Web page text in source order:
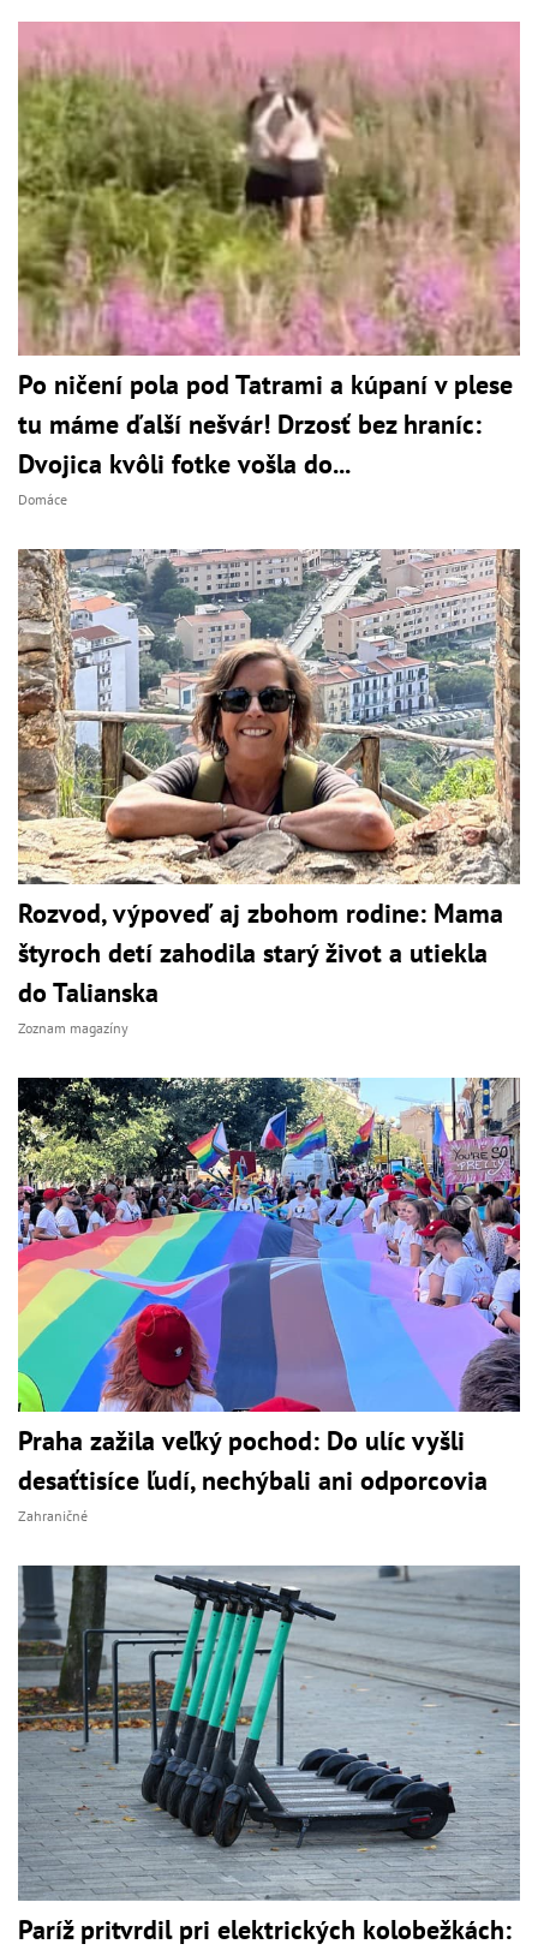
Po ničení pola pod Tatrami a kúpaní v plese
tu máme ďalší nešvár! Drzosť bez hraníc:
Dvojica kvôli fotke vošla do...
Domáce
Rozvod, výpoveď aj zbohom rodine: Mama
štyroch detí zahodila starý život a utiekla
do Talianska
Zoznam magazíny
Praha zažila veľký pochod: Do ulíc vyšli
desaťtisíce ľudí, nechýbali ani odporcovia
Zahraničné
Paríž pritvrdil pri elektrických kolobežkách: